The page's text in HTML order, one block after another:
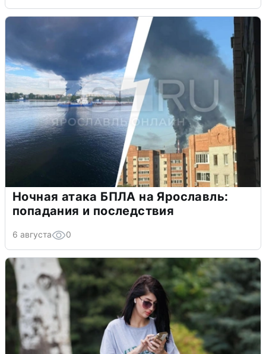
Ночная атака БПЛА на Ярославль:
попадания и последствия
6 августа 0